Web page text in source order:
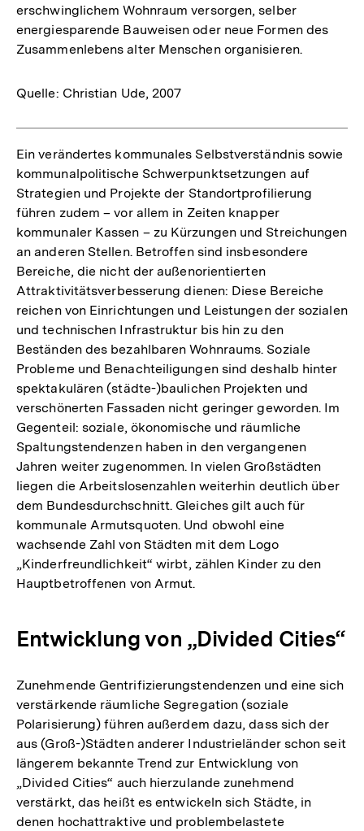
erschwinglichem Wohnraum versorgen, selber
energiesparende Bauweisen oder neue Formen des
Zusammenlebens alter Menschen organisieren.
Quelle: Christian Ude, 2007
Ein verändertes kommunales Selbstverständnis sowie
kommunalpolitische Schwerpunktsetzungen auf
Strategien und Projekte der Standortprofilierung
führen zudem – vor allem in Zeiten knapper
kommunaler Kassen – zu Kürzungen und Streichungen
an anderen Stellen. Betroffen sind insbesondere
Bereiche, die nicht der außenorientierten
Attraktivitätsverbesserung dienen: Diese Bereiche
reichen von Einrichtungen und Leistungen der sozialen
und technischen Infrastruktur bis hin zu den
Beständen des bezahlbaren Wohnraums. Soziale
Probleme und Benachteiligungen sind deshalb hinter
spektakulären (städte-)baulichen Projekten und
verschönerten Fassaden nicht geringer geworden. Im
Gegenteil: soziale, ökonomische und räumliche
Spaltungstendenzen haben in den vergangenen
Jahren weiter zugenommen. In vielen Großstädten
liegen die Arbeitslosenzahlen weiterhin deutlich über
dem Bundesdurchschnitt. Gleiches gilt auch für
kommunale Armutsquoten. Und obwohl eine
wachsende Zahl von Städten mit dem Logo
„Kinderfreundlichkeit“ wirbt, zählen Kinder zu den
Hauptbetroffenen von Armut.
Entwicklung von „Divided Cities“
Zunehmende Gentrifizierungstendenzen und eine sich
verstärkende räumliche Segregation (soziale
Polarisierung) führen außerdem dazu, dass sich der
aus (Groß-)Städten anderer Industrieländer schon seit
längerem bekannte Trend zur Entwicklung von
„Divided Cities“ auch hierzulande zunehmend
verstärkt, das heißt es entwickeln sich Städte, in
denen hochattraktive und problembelastete